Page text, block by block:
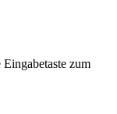
zum